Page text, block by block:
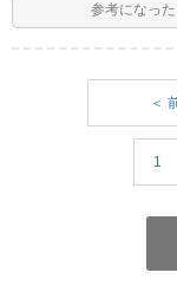
参考になった
＜
1